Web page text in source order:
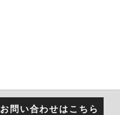
お問い合わせはこちら